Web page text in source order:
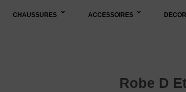
CHAUSSURES ACCESSOIRES
Robe D